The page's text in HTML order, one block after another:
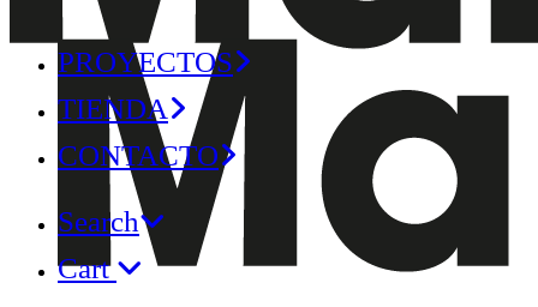
PROYECTOS
TIENDA
CONTACTO
Search
Cart